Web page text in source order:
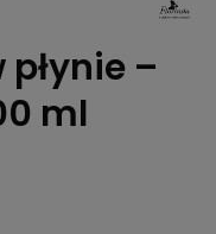
płynie –
ml